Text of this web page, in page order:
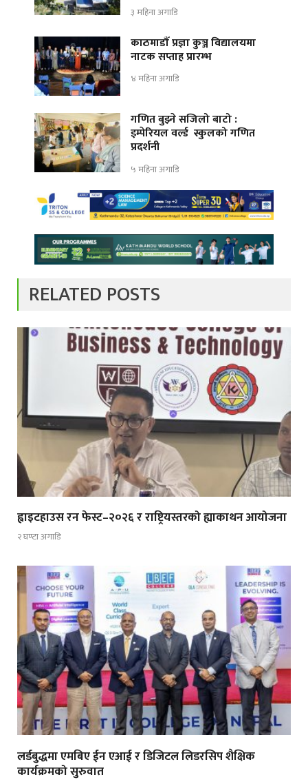
३ महिना अगाडि
काठमाडौँ प्रज्ञा कुञ्ज विद्यालयमा
नाटक सप्ताह प्रारम्भ
४ महिना अगाडि
गणित बुझ्ने सजिलो बाटो :
इम्पेरियल वर्ल्ड स्कुलको गणित
प्रदर्शनी
५ महिना अगाडि
RELATED POSTS
ह्वाइटहाउस रन फेस्ट–२०२६ र राष्ट्रियस्तरको ह्याकाथन आयोजना
२ घण्टा अगाडि
लर्डबुद्धमा एमबिए ईन एआई र डिजिटल लिडरसिप शैक्षिक
कार्यक्रमको सुरुवात